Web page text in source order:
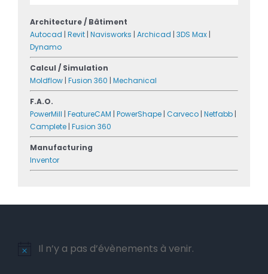
Architecture / Bâtiment
Autocad | Revit | Navisworks | Archicad | 3DS Max |
Dynamo
Calcul / Simulation
Moldflow | Fusion 360 | Mechanical
F.A.O.
PowerMill | FeatureCAM | PowerShape | Carveco | Netfabb |
Camplete | Fusion 360
Manufacturing
Inventor
Notice
Il n’y a pas d’évènements à venir.